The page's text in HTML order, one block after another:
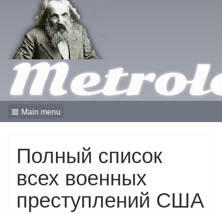
Main menu
Полный список
всех военных
преступлений США